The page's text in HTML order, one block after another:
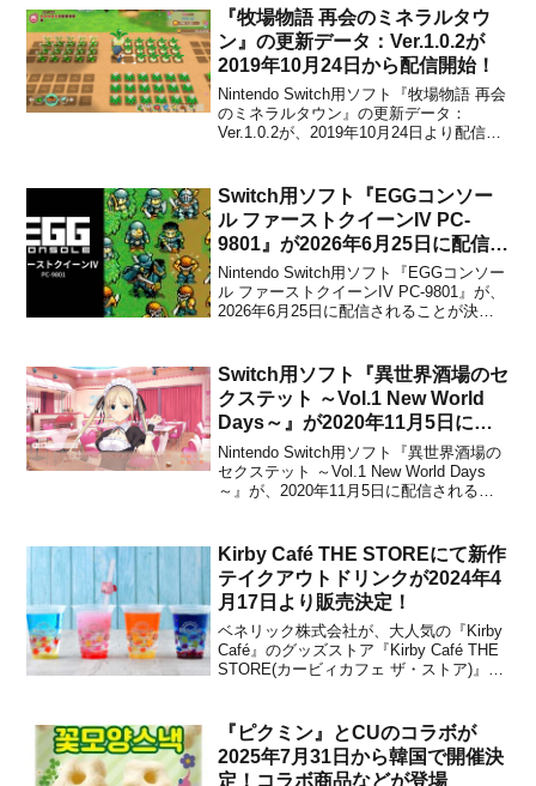
作は、猫のファープルと魚のフィンの友
情物語を...
『牧場物語 再会のミネラルタウ
ン』の更新データ：Ver.1.0.2が
2019年10月24日から配信開始！
Nintendo Switch用ソフト『牧場物語 再会
のミネラルタウン』の更新データ：
Ver.1.0.2が、2019年10月24日より配信開
Ver.1.0.1以来となる更新データになりま
す。今回はウマなどの動物が牧...
Switch用ソフト『EGGコンソー
ル ファーストクイーンIV PC-
9801』が2026年6月25日に配信決
定！
Nintendo Switch用ソフト『EGGコンソー
ル ファーストクイーンIV PC-9801』が、
2026年6月25日に配信されることが決定
届けするプロジェクトEGGのNintendo
Switc...
Switch用ソフト『異世界酒場のセ
クステット ～Vol.1 New World
Days～』が2020年11月5日に配
信決定！
Nintendo Switch用ソフト『異世界酒場の
セクステット ～Vol.1 New World Days
～』が、2020年11月5日に配信されるこ
『NekoMiko』や『プリズン プリンセ
ス』、『NinN...
Kirby Café THE STOREにて新作
テイクアウトドリンクが2024年4
月17日より販売決定！
ベネリック株式会社が、大人気の『Kirby
Café』のグッズストア『Kirby Café THE
STORE(カービィカフェ ザ・ストア)』に
した。新作テイクアウトドリンクは全4種
あり、これまでにテ...
『ピクミン』とCUのコラボが
2025年7月31日から韓国で開催決
定！コラボ商品などが登場